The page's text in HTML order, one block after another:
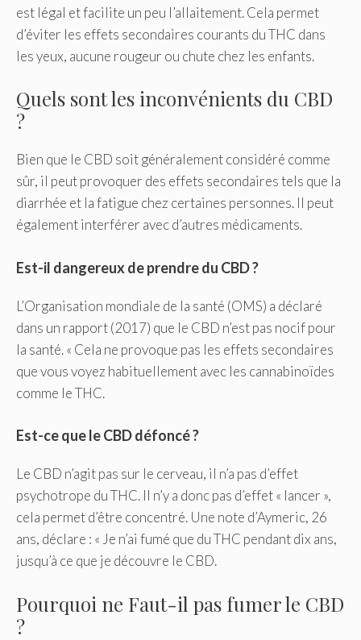
est légal et facilite un peu l’allaitement. Cela permet
d’éviter les effets secondaires courants du THC dans
les yeux, aucune rougeur ou chute chez les enfants.
Quels sont les inconvénients du CBD
?
Bien que le CBD soit généralement considéré comme
sûr, il peut provoquer des effets secondaires tels que la
diarrhée et la fatigue chez certaines personnes. Il peut
également interférer avec d’autres médicaments.
Est-il dangereux de prendre du CBD ?
L’Organisation mondiale de la santé (OMS) a déclaré
dans un rapport (2017) que le CBD n’est pas nocif pour
la santé. « Cela ne provoque pas les effets secondaires
que vous voyez habituellement avec les cannabinoïdes
comme le THC.
Est-ce que le CBD défoncé ?
Le CBD n’agit pas sur le cerveau, il n’a pas d’effet
psychotrope du THC. Il n’y a donc pas d’effet « lancer »,
cela permet d’être concentré. Une note d’Aymeric, 26
ans, déclare : « Je n’ai fumé que du THC pendant dix ans,
jusqu’à ce que je découvre le CBD.
Pourquoi ne Faut-il pas fumer le CBD
?